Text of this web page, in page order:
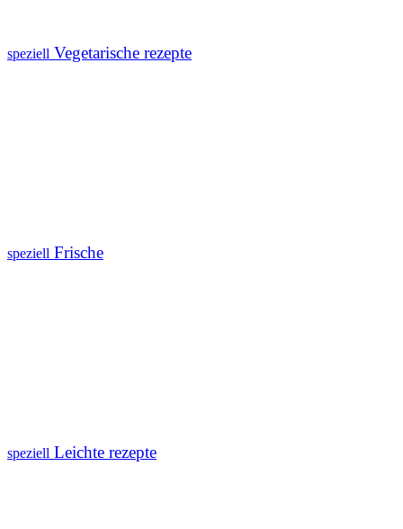
speziell Vegetarische rezepte
speziell Frische
speziell Leichte rezepte